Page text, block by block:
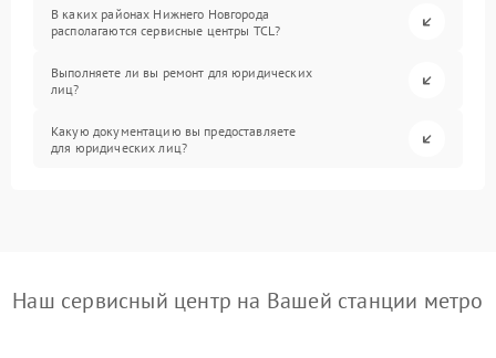
В каких районах Нижнего Новгорода
располагаются сервисные центры TCL?
Выполняете ли вы ремонт для юридических
лиц?
Какую документацию вы предоставляете
для юридических лиц?
Наш сервисный центр на Вашей станции метро